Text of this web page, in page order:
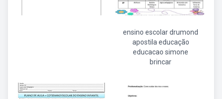
ensino escolar drumond
apostila educação
educacao simone
brincar